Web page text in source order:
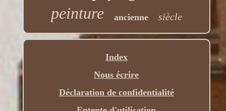
peinture ancienne siècle
Index
Nous écrire
Déclaration de confidentialité